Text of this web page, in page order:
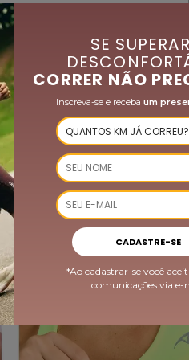
TAMBÉM
SE
CORRER NÃO
Inscreva-se e receba um
CADASTRE-SE
*Ao cadastrar-se você
comunicações via e-